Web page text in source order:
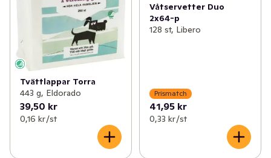
Tvättlappar Torra
443 g, Eldorado
39,50 kr
0,16 kr /st
Våtservetter Duo
2x64-p
128 st, Libero
Prismatch
41,95 kr
0,33 kr /st